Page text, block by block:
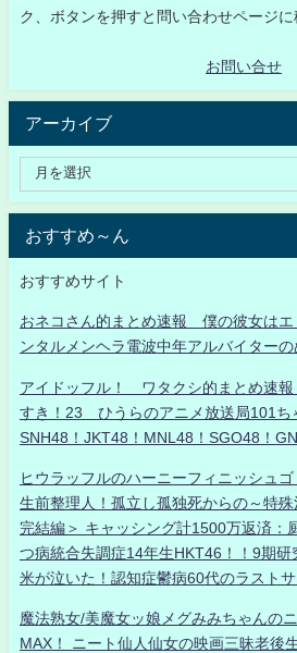
ク、ボタンを押すと問い合わせページに
お問い合せ
アーカイブ
おすすめ～ん
おすすめサイト
おネコさん的まとめ速報 僕の彼女はエ
ンタルメンヘラ電波中年アルバイター
アイドッフル！ ワタクシ的まとめ速
すき！23 ひうらのアニメ放送局101ち
SNH48！JKT48！MNL48！SGO48！
ヒウラッフルのハーニーフィニッシュ
生前整理人！孤立し孤独死からの～特
完結編＞ キャッシング計1500万返済：
つ病統合失調症14年生HKT46！！9期
米が泣いた！認知症鬱病60代のラスト
魔法熟女/美魔女ッ娘メグみみちゃんの
MAX！ ニート仙人仙女の映画三昧老後